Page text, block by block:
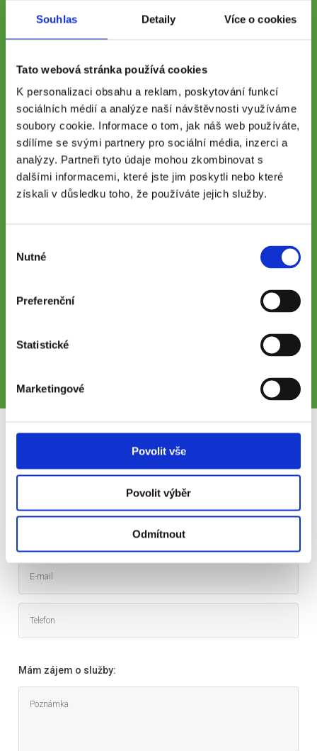
Souhlas Detaily Více o cookies
Tato webová stránka používá cookies
K personalizaci obsahu a reklam, poskytování funkcí
sociálních médií a analýze naší návštěvnosti využíváme
soubory cookie. Informace o tom, jak náš web používáte,
sdílíme se svými partnery pro sociální média, inzerci a
analýzy. Partneři tyto údaje mohou zkombinovat s
dalšími informacemi, které jste jim poskytli nebo které
získali v důsledku toho, že používáte jejich služby.
souhlasu
Nutné
Preferenční
Statistické
Marketingové
Povolit vše
Povolit výběr
Odmítnout
Vyplněním a odesláním formuláře potvrzujete souhlas se zpracováním
osobních údajů pro potřeby zpracování nabídky poptávané služby.
Zaškrtnutím políčka dáváte společnosti Prague Business Office s.r.o.
souhlas se zpracování osobních údajů pro marketingové účely.
Slibujeme, že vám budeme zasílat pouze zajímavé informace z
podnikatelské oblasti týkající se námi nabízených služeb.
podmínkami zpracování osobních údajů.
Mám zájem o uvedenou službu
Mám zájem o služby: